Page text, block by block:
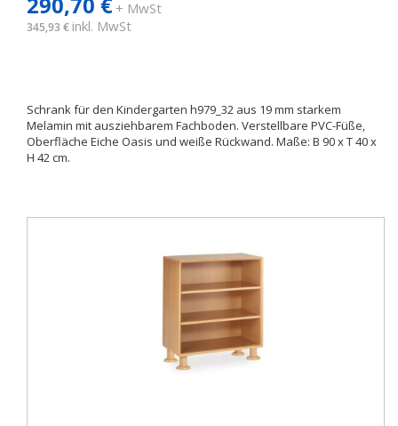
+ MwSt
345,93 € inkl. MwSt
Schrank für den Kindergarten h979_32 aus 19 mm starkem
Melamin mit ausziehbarem Fachboden. Verstellbare PVC-Füße,
Oberfläche Eiche Oasis und weiße Rückwand. Maße: B 90 x T 40 x
H 42 cm.